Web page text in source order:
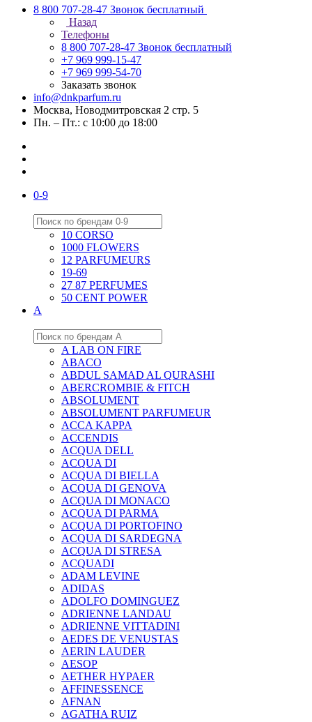
8 800 707-28-47 Звонок бесплатный
Назад
Телефоны
8 800 707-28-47 Звонок бесплатный
+7 969 999-15-47
+7 969 999-54-70
Заказать звонок
info@dnkparfum.ru
Москва, Новодмитровская 2 стр. 5
Пн. – Пт.: с 10:00 до 18:00
0-9
10 CORSO
1000 FLOWERS
12 PARFUMEURS
19-69
27 87 PERFUMES
50 CENT POWER
A
A LAB ON FIRE
ABACO
ABDUL SAMAD AL QURASHI
ABERCROMBIE & FITCH
ABSOLUMENT
ABSOLUMENT PARFUMEUR
ACCA KAPPA
ACCENDIS
ACQUA DELL
ACQUA DI
ACQUA DI BIELLA
ACQUA DI GENOVA
ACQUA DI MONACO
ACQUA DI PARMA
ACQUA DI PORTOFINO
ACQUA DI SARDEGNA
ACQUA DI STRESA
ACQUADI
ADAM LEVINE
ADIDAS
ADOLFO DOMINGUEZ
ADRIENNE LANDAU
ADRIENNE VITTADINI
AEDES DE VENUSTAS
AERIN LAUDER
AESOP
AETHER HYPAER
AFFINESSENCE
AFNAN
AGATHA RUIZ